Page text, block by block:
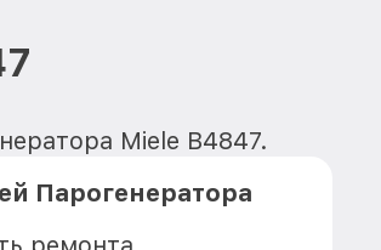
Miele B4847.
Парогенератора